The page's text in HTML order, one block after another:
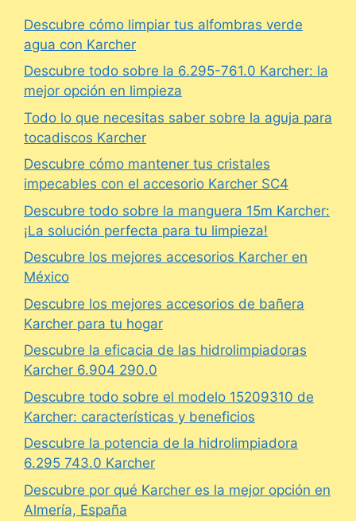
Descubre cómo limpiar tus alfombras verde
agua con Karcher
Descubre todo sobre la 6.295-761.0 Karcher: la
mejor opción en limpieza
Todo lo que necesitas saber sobre la aguja para
tocadiscos Karcher
Descubre cómo mantener tus cristales
impecables con el accesorio Karcher SC4
Descubre todo sobre la manguera 15m Karcher:
¡La solución perfecta para tu limpieza!
Descubre los mejores accesorios Karcher en
México
Descubre los mejores accesorios de bañera
Karcher para tu hogar
Descubre la eficacia de las hidrolimpiadoras
Karcher 6.904 290.0
Descubre todo sobre el modelo 15209310 de
Karcher: características y beneficios
Descubre la potencia de la hidrolimpiadora
6.295 743.0 Karcher
Descubre por qué Karcher es la mejor opción en
Almería, España